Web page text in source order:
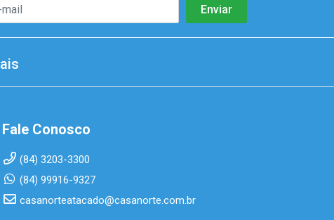
Fale Conosco
(84) 3203-3300
(84) 99916-9327
casanorteatacado@casanorte.com.br